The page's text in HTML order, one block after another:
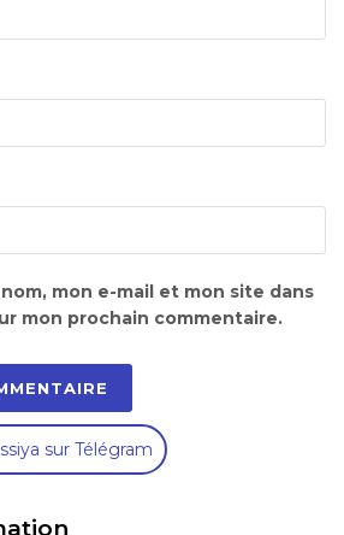
mon e-mail et mon site dans
mon prochain commentaire.
sur Télégram